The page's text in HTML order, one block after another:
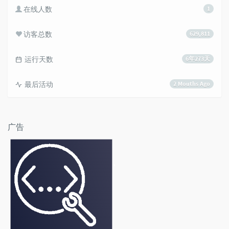
1
在线人数
629,811
访客总数
6年273天
运行天数
2 Mouths Ago
最后活动
广告